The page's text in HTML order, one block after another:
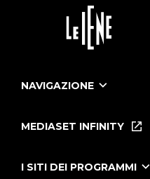
NAVIGAZIONE
Le Iene Presentano Inside
Tutti i servizi
MEDIASET INFINITY
I SITI DEI PROGRAMMI